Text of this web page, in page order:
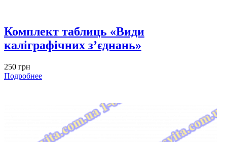
Комплект таблиць «Види
каліграфічних з’єднань»
250 грн
Подробнее